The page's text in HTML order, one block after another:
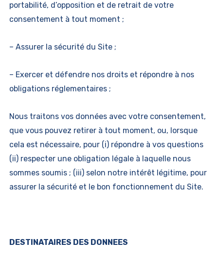
portabilité, d’opposition et de retrait de votre
consentement à tout moment ;
– Assurer la sécurité du Site ;
– Exercer et défendre nos droits et répondre à nos
obligations réglementaires ;
Nous traitons vos données avec votre consentement,
que vous pouvez retirer à tout moment, ou, lorsque
cela est nécessaire, pour (i) répondre à vos questions
(ii) respecter une obligation légale à laquelle nous
sommes soumis ; (iii) selon notre intérêt légitime, pour
assurer la sécurité et le bon fonctionnement du Site.
DESTINATAIRES DES DONNEES